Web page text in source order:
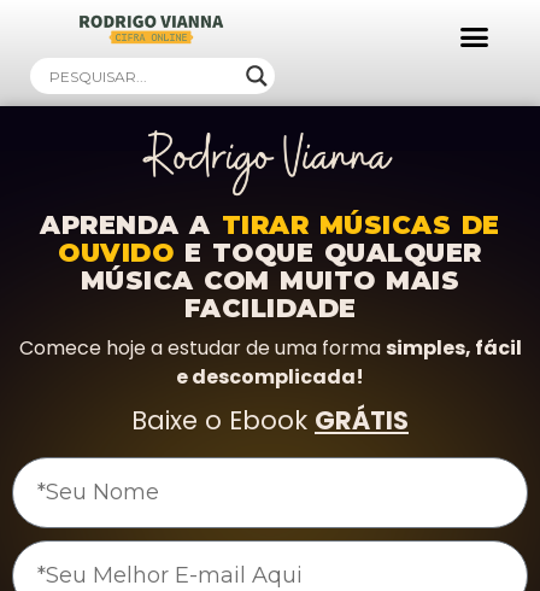
APRENDA A TIRAR MÚSICAS DE
OUVIDO E TOQUE QUALQUER
MÚSICA COM MUITO MAIS
FACILIDADE
Comece hoje a estudar de uma formasimples, fácil
e descomplicada!
Baixe o Ebook GRÁTIS